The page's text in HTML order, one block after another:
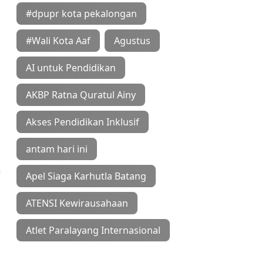
#dpupr kota pekalongan
#Wali Kota Aaf Agustus
AI untuk Pendidikan
AKBP Ratna Quratul Ainy
Akses Pendidikan Inklusif
antam hari ini
Apel Siaga Karhutla Batang
ATENSI Kewirausahaan
Atlet Paralayang Internasional